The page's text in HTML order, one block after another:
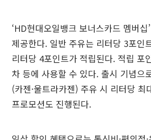
‘HD현대오일뱅크 보너스카드 멤버십
제공한다. 일반 주유는 리터당 3포인
리터당 4포인트가 적립된다. 적립 포
차 등에 사용할 수 있다. 출시 기념으
(카젠·울트라카젠) 주유 시 리터당 최
프로모션도 진행된다.